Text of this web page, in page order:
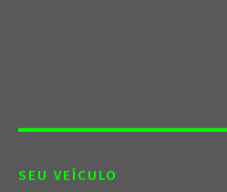
SEU VEÍCULO